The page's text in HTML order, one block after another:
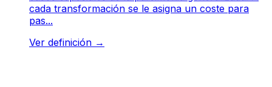
cada transformación se le asigna un coste para
pas...
Ver definición →